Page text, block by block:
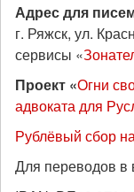
Адрес для
г. Ряжск, ул.
сервисы «
Проект «Огни
адвоката для
Рублёвый сбор
Для переводов в